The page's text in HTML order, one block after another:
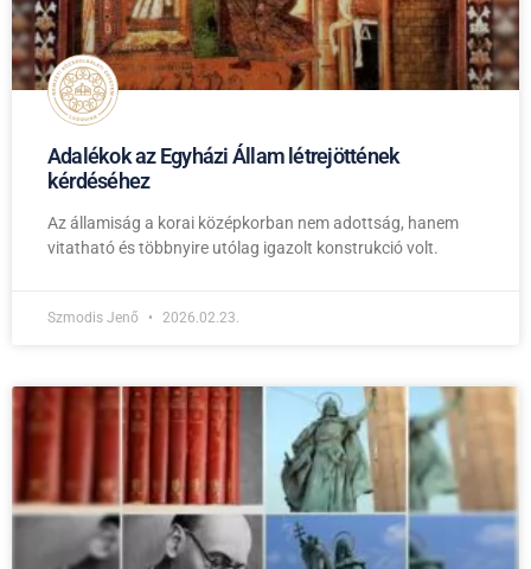
Adalékok az Egyházi Állam létrejöttének
kérdéséhez
Az államiság a korai középkorban nem adottság, hanem
vitatható és többnyire utólag igazolt konstrukció volt.
Szmodis Jenő 2026.02.23.